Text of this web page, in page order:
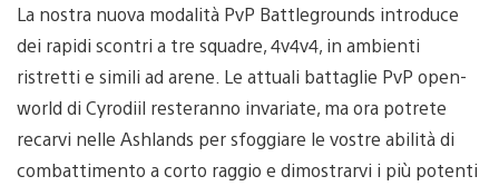
La nostra nuova modalità PvP Battlegrounds introduce
dei rapidi scontri a tre squadre, 4v4v4, in ambienti
ristretti e simili ad arene. Le attuali battaglie PvP open-
world di Cyrodiil resteranno invariate, ma ora potrete
recarvi nelle Ashlands per sfoggiare le vostre abilità di
combattimento a corto raggio e dimostrarvi i più potenti